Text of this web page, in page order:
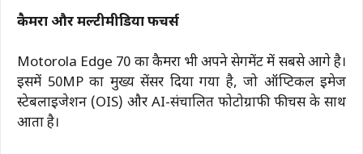
कैमरा और मल्टीमीडिया फीचर्स
Motorola Edge 70 का कैमरा भी अपने सेगमेंट में सबसे आगे है।
इसमें 50MP का मुख्य सेंसर दिया गया है, जो ऑप्टिकल इमेज
स्टेबलाइजेशन (OIS) और AI-संचालित फोटोग्राफी फीचर्स के साथ
आता है।